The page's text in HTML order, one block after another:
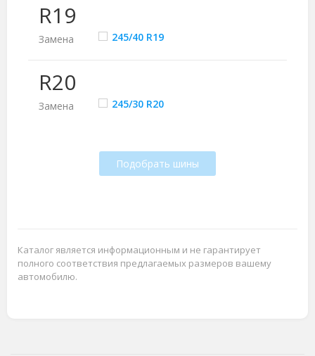
R19
Замена 245/40 R19
R20
Замена 245/30 R20
Подобрать шины
Каталог является информационным и не гарантирует
полного соответствия предлагаемых размеров вашему
автомобилю.